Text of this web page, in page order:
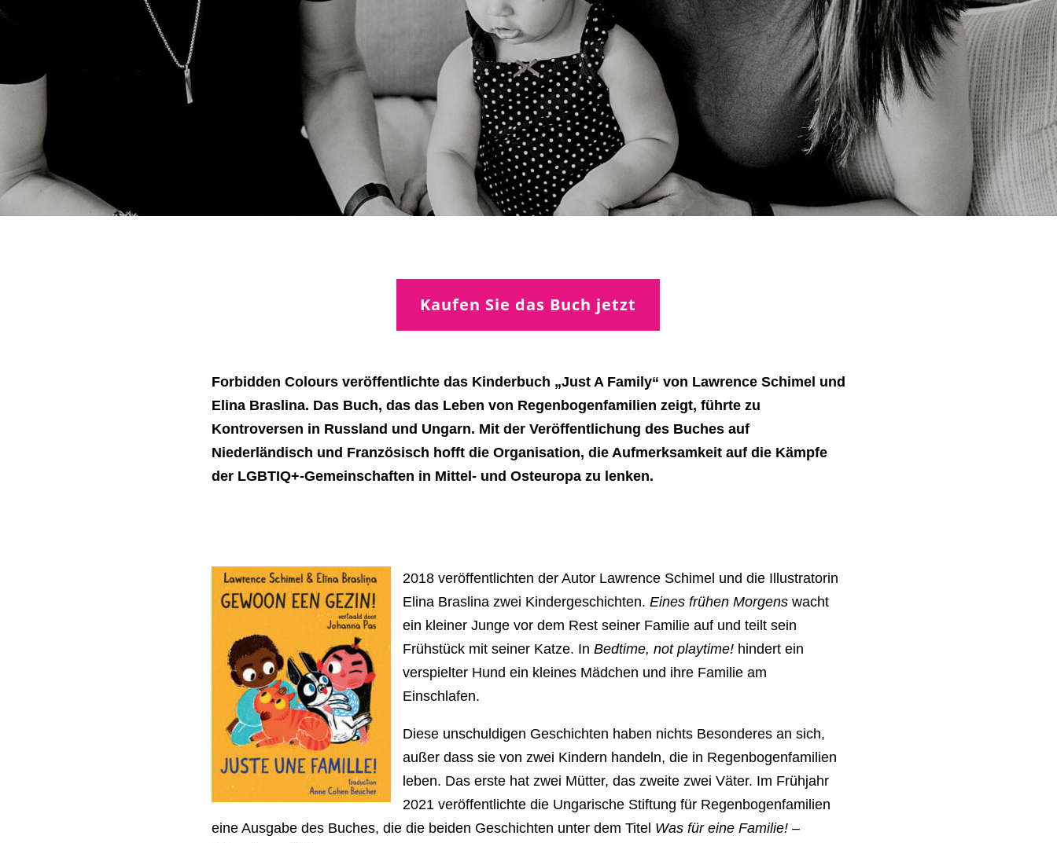
Kaufen Sie das Buch jetzt
Forbidden Colours veröffentlichte das Kinderbuch „Just A Family“ von Lawrence Schimel und
Elina Braslina. Das Buch, das das Leben von Regenbogenfamilien zeigt, führte zu
Kontroversen in Russland und Ungarn. Mit der Veröffentlichung des Buches auf
Niederländisch und Französisch hofft die Organisation, die Aufmerksamkeit auf die Kämpfe
der LGBTIQ+-Gemeinschaften in Mittel- und Osteuropa zu lenken.
2018 veröffentlichten der Autor Lawrence Schimel und die Illustratorin
Elina Braslina zwei Kindergeschichten. Eines frühen Morgens wacht
ein kleiner Junge vor dem Rest seiner Familie auf und teilt sein
Frühstück mit seiner Katze. In Bedtime, not playtime! hindert ein
verspielter Hund ein kleines Mädchen und ihre Familie am
Einschlafen.
Diese unschuldigen Geschichten haben nichts Besonderes an sich,
außer dass sie von zwei Kindern handeln, die in Regenbogenfamilien
leben. Das erste hat zwei Mütter, das zweite zwei Väter. Im Frühjahr
2021 veröffentlichte die Ungarische Stiftung für Regenbogenfamilien
eine Ausgabe des Buches, die die beiden Geschichten unter dem Titel Was für eine Familie!–